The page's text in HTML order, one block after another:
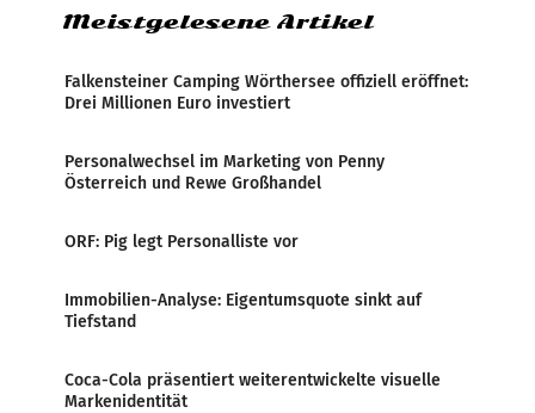
Meistgelesene Artikel
Falkensteiner Camping Wörthersee offiziell eröffnet:
Drei Millionen Euro investiert
Personalwechsel im Marketing von Penny
Österreich und Rewe Großhandel
ORF: Pig legt Personalliste vor
Immobilien-Analyse: Eigentumsquote sinkt auf
Tiefstand
Coca-Cola präsentiert weiterentwickelte visuelle
Markenidentität